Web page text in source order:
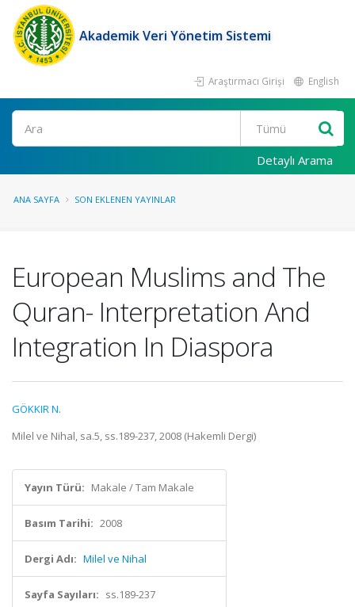
Akademik Veri Yönetim Sistemi
Araştırmacı Girişi English
Ara
Detaylı Arama
ANA SAYFA SON EKLENEN YAYINLAR
European Muslims and The
Quran- Interpretation And
Integration In Diaspora
GÖKKIR N.
Milel ve Nihal, sa.5, ss.189-237, 2008 (Hakemli Dergi)
Yayın Türü: Makale / Tam Makale
Basım Tarihi: 2008
Dergi Adı: Milel ve Nihal
Sayfa Sayıları: ss.189-237